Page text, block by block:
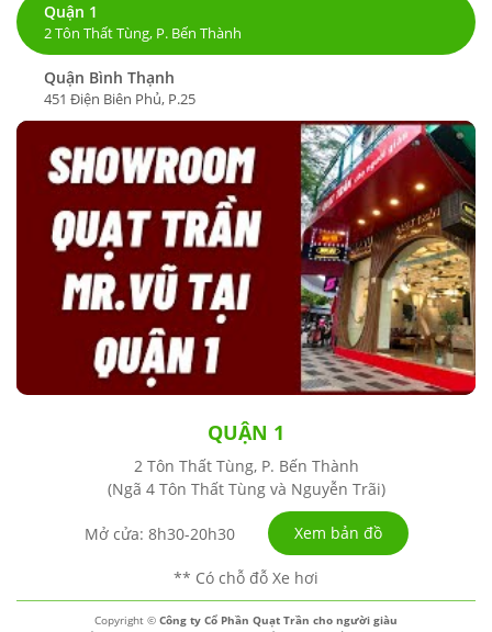
Quận 1
2 Tôn Thất Tùng, P. Bến Thành
Quận Bình Thạnh
451 Điện Biên Phủ, P.25
QUẬN 1
2 Tôn Thất Tùng, P. Bến Thành
(Ngã 4 Tôn Thất Tùng và Nguyễn Trãi)
Mở cửa: 8h30-20h30 Xem bản đồ
** Có chỗ đỗ Xe hơi
Copyright © Công ty Cổ Phần Quạt Trần cho người giàu